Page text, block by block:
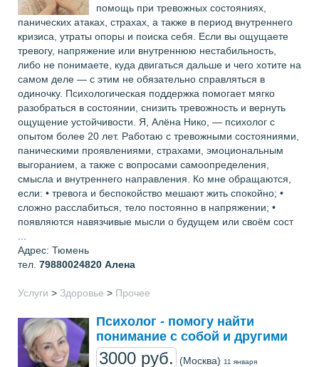
помощь при тревожных состояниях,
панических атаках, страхах, а также в период внутреннего
кризиса, утраты опоры и поиска себя. Если вы ощущаете
тревогу, напряжение или внутреннюю нестабильность,
либо не понимаете, куда двигаться дальше и чего хотите на
самом деле — с этим не обязательно справляться в
одиночку. Психологическая поддержка помогает мягко
разобраться в состоянии, снизить тревожность и вернуть
ощущение устойчивости. Я, Алёна Нико, — психолог с
опытом более 20 лет. Работаю с тревожными состояниями,
паническими проявлениями, страхами, эмоциональным
выгоранием, а также с вопросами самоопределения,
смысла и внутреннего направления. Ко мне обращаются,
если: • тревога и беспокойство мешают жить спокойно; •
сложно расслабиться, тело постоянно в напряжении; •
появляются навязчивые мысли о будущем или своём сост
Адрес: Тюмень
тел. 79880024820 Алена
Услуги > Здоровье > Прочее
Психолог - помогу найти
понимание с собой и другими
3000 руб. (Москва) 11 января